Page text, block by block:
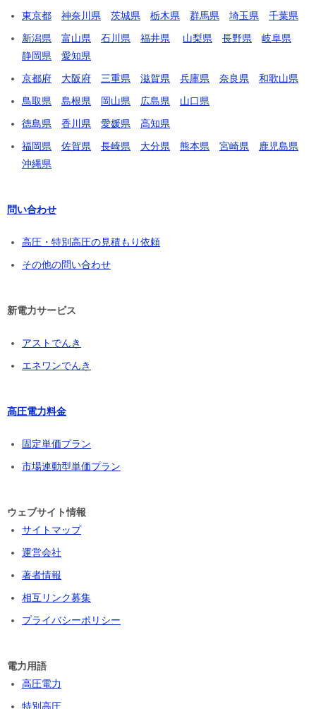
東京都
神奈川県 茨城県 栃木県 群馬県 埼玉県
千葉県
新潟県
富山県 石川県 福井県 山梨県 長野県
岐阜県
静岡県
愛知県
京都府
大阪府 三重県 滋賀県 兵庫県 奈良県
和歌山県
鳥取県
島根県 岡山県 広島県
山口県
徳島県
香川県 愛媛県
高知県
福岡県
佐賀県 長崎県 大分県 熊本県 宮崎県
鹿児島県
沖縄県
問い合わせ
高圧・特別高圧の見積もり依頼
その他の問い合わせ
新電力サービス
アストでんき
エネワンでんき
高圧電力料金
固定単価プラン
市場連動型単価プラン
ウェブサイト情報
サイトマップ
運営会社
著者情報
相互リンク募集
プライバシーポリシー
電力用語
高圧電力
特別高圧